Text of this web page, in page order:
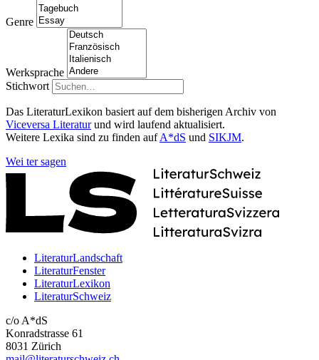
Genre
Werksprache
Stichwort
Das LiteraturLexikon basiert auf dem bisherigen Archiv von
Viceversa Literaturund wird laufend aktualisiert.
Weitere Lexika sind zu finden aufA*dS und SIKJM.
Wei ter sagen
LiteraturLandschaft
LiteraturFenster
LiteraturLexikon
LiteraturSchweiz
c/o A*dS
Konradstrasse 61
8031 Zürich